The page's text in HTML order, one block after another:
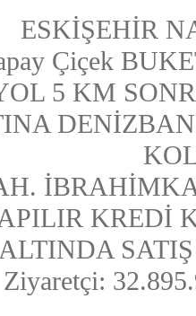
ESKİŞEHİR
Çiçek
5 KM
KREDİ
Ziyaretçi: